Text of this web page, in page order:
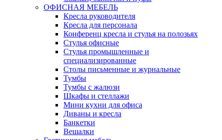
ОФИСНАЯ МЕБЕЛЬ
Кресла руководителя
Кресла для персонала
Конференц кресла и стулья на полозьях
Стулья офисные
Стулья промышленные и
специализированные
Столы письменные и журнальные
Тумбы
Тумбы с жалюзи
Шкафы и стеллажи
Мини кухни для офиса
Диваны и кресла
Банкетки
Вешалки